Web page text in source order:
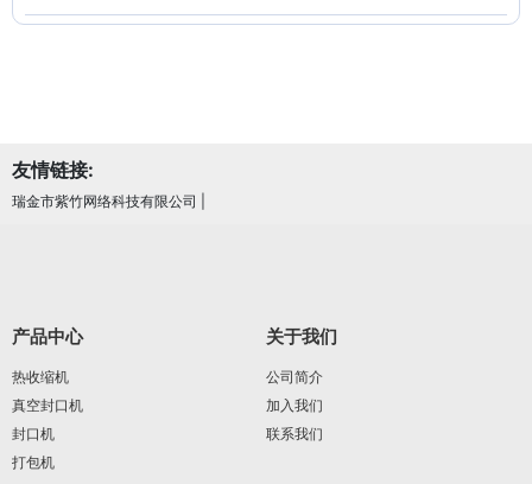
友情链接:
瑞金市紫竹网络科技有限公司
产品中心
热收缩机
真空封口机
封口机
打包机
关于我们
公司简介
加入我们
联系我们